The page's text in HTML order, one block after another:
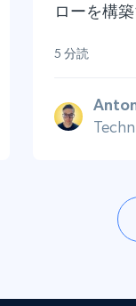
ローを構
5 分読